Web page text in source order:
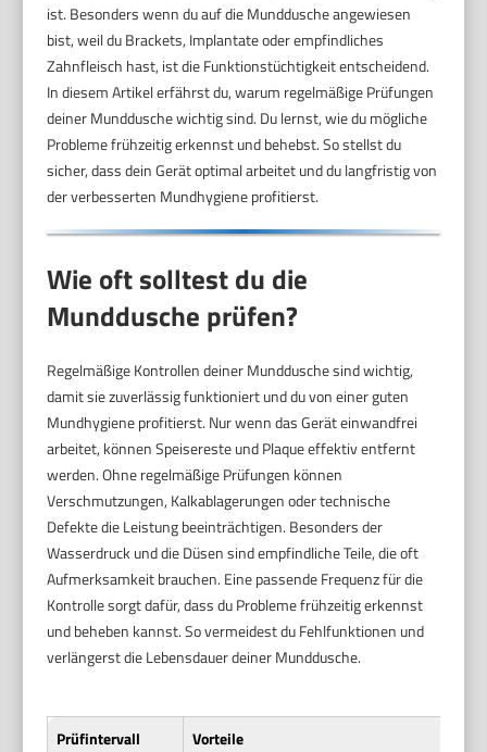
ist. Besonders wenn du auf die Munddusche angewiesen
bist, weil du Brackets, Implantate oder empfindliches
Zahnfleisch hast, ist die Funktionstüchtigkeit entscheidend.
In diesem Artikel erfährst du, warum regelmäßige Prüfungen
deiner Munddusche wichtig sind. Du lernst, wie du mögliche
Probleme frühzeitig erkennst und behebst. So stellst du
sicher, dass dein Gerät optimal arbeitet und du langfristig von
der verbesserten Mundhygiene profitierst.
Wie oft solltest du die
Munddusche prüfen?
Regelmäßige Kontrollen deiner Munddusche sind wichtig,
damit sie zuverlässig funktioniert und du von einer guten
Mundhygiene profitierst. Nur wenn das Gerät einwandfrei
arbeitet, können Speisereste und Plaque effektiv entfernt
werden. Ohne regelmäßige Prüfungen können
Verschmutzungen, Kalkablagerungen oder technische
Defekte die Leistung beeinträchtigen. Besonders der
Wasserdruck und die Düsen sind empfindliche Teile, die oft
Aufmerksamkeit brauchen. Eine passende Frequenz für die
Kontrolle sorgt dafür, dass du Probleme frühzeitig erkennst
und beheben kannst. So vermeidest du Fehlfunktionen und
verlängerst die Lebensdauer deiner Munddusche.
Prüfintervall Vorteile